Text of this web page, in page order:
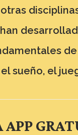
sueño, el
APP